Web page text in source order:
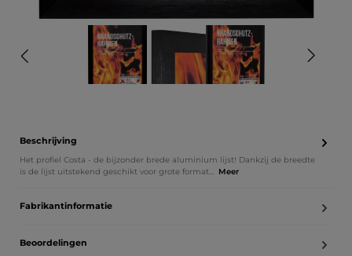
Beschrijving
Het profiel Costa - de bijzonder brede aluminium lijst! Dankzij de breedte
is de lijst uitstekend geschikt voor grote format… Meer
Fabrikantinformatie
Beoordelingen